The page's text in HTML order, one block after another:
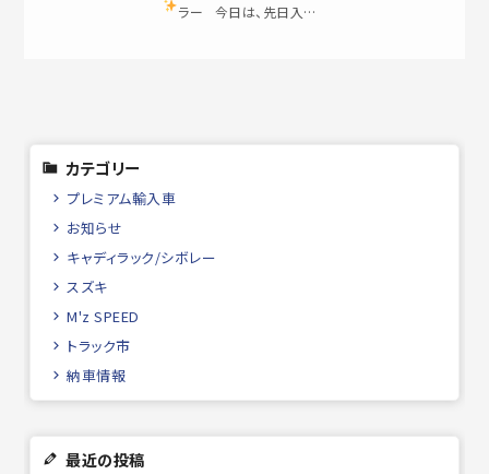
ラー
今日は、先日入…
カテゴリー
プレミアム輸入車
お知らせ
キャディラック/シボレー
スズキ
M'z SPEED
トラック市
納車情報
最近の投稿